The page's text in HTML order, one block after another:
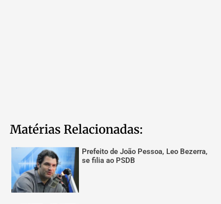
Matérias Relacionadas:
Prefeito de João Pessoa, Leo Bezerra,
se filia ao PSDB